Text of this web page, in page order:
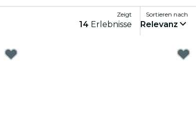
Zeigt
14 Erlebnisse
Sortieren nach
Relevanz